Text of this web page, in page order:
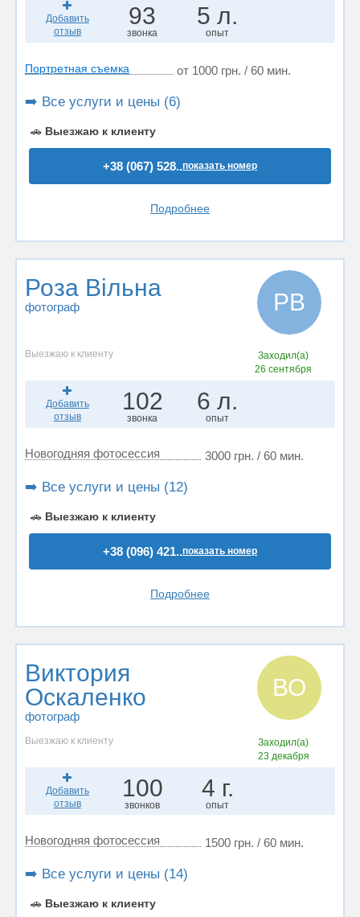
Добавить
отзыв
93
звонка
5 л.
опыт
Портретная съемка от 1000 грн. / 60 мин.
➡️ Все услуги и цены (6)
🚗 Выезжаю к клиенту
+38 (067) 528..показать номер
Подробнее
Роза Вільна
фотограф РВ
Выезжаю к клиенту
Заходил(а)
26 сентября
Добавить
отзыв
102
звонка
6 л.
опыт
Новогодняя фотосессия 3000 грн. / 60 мин.
➡️ Все услуги и цены (12)
🚗 Выезжаю к клиенту
+38 (096) 421..показать номер
Подробнее
Виктория
Оскаленко
фотограф
ВО
Выезжаю к клиенту
Заходил(а)
23 декабря
Добавить
отзыв
100
звонков
4 г.
опыт
Новогодняя фотосессия 1500 грн. / 60 мин.
➡️ Все услуги и цены (14)
🚗 Выезжаю к клиенту